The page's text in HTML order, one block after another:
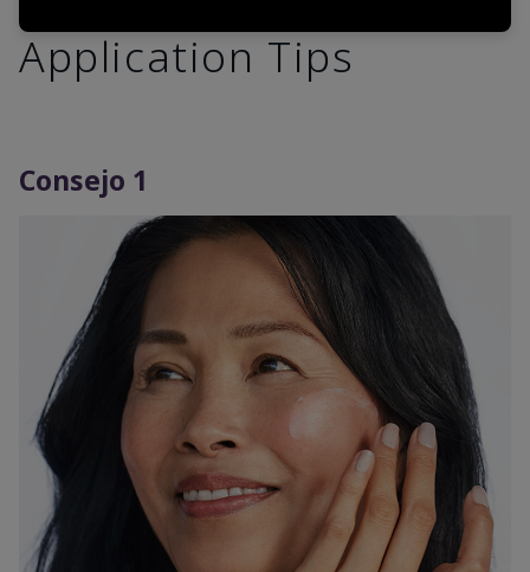
Application Tips
Consejo 1